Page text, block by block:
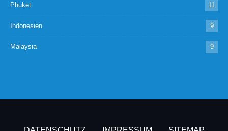
Phuket 11
Indonesien 9
Malaysia 9